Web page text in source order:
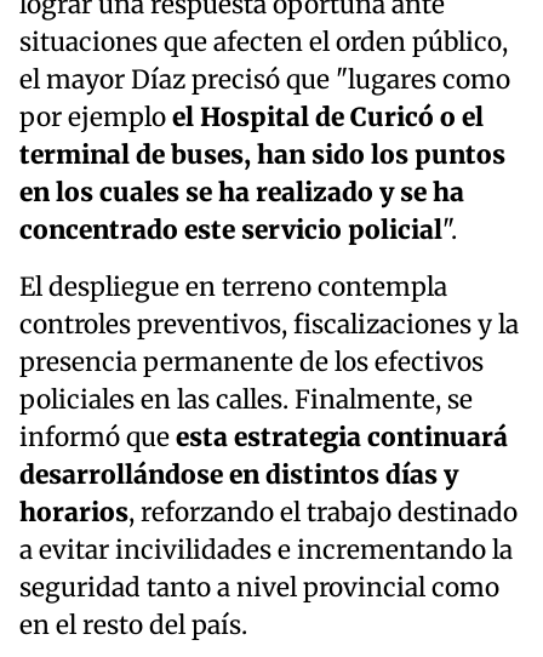
situaciones que afecten el orden público,
el mayor Díaz precisó que "lugares como
por ejemploel Hospital de Curicó o el
terminal de buses, han sido los puntos
en los cuales se ha realizado y se ha
concentrado este servicio policial".
El despliegue en terreno contempla
controles preventivos, fiscalizaciones y la
presencia permanente de los efectivos
policiales en las calles. Finalmente, se
informó queesta estrategia continuará
desarrollándose en distintos días y
horarios, reforzando el trabajo destinado
a evitar incivilidades e incrementando la
seguridad tanto a nivel provincial como
en el resto del país.